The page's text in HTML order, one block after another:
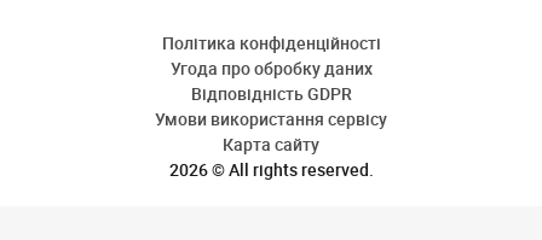
2026 © All rights reserved.
Політика конфіденційності
Угода про обробку даних
Відповідність GDPR
Умови використання сервісу
Карта сайту